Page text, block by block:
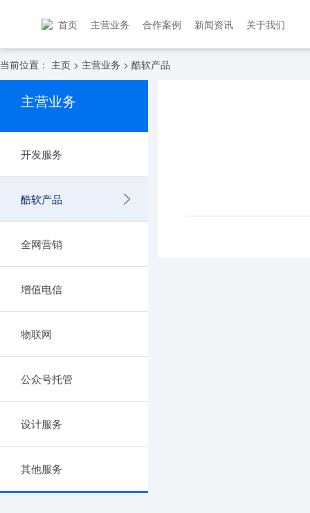
首页 主营业务 合作案例 新闻资讯 关于我们
当前位置： 主页 > 主营业务 > 酷软产品
主营业务
开发服务
酷软产品
全网营销
增值电信
物联网
公众号托管
设计服务
其他服务